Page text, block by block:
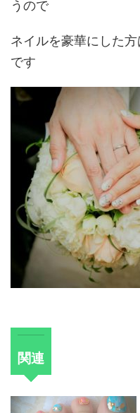
うので
ネイルを豪華にした
です
関連